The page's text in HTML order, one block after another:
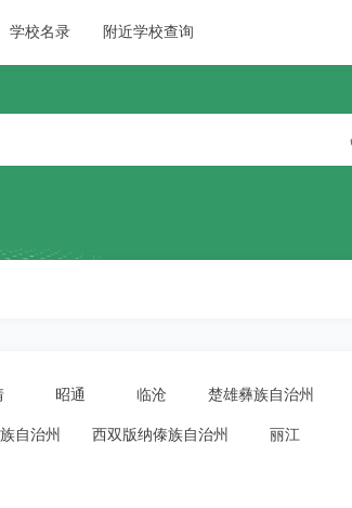
学校名录 附近学校查询
昭通 临沧 楚雄彝族自治州
自治州 西双版纳傣族自治州 丽江